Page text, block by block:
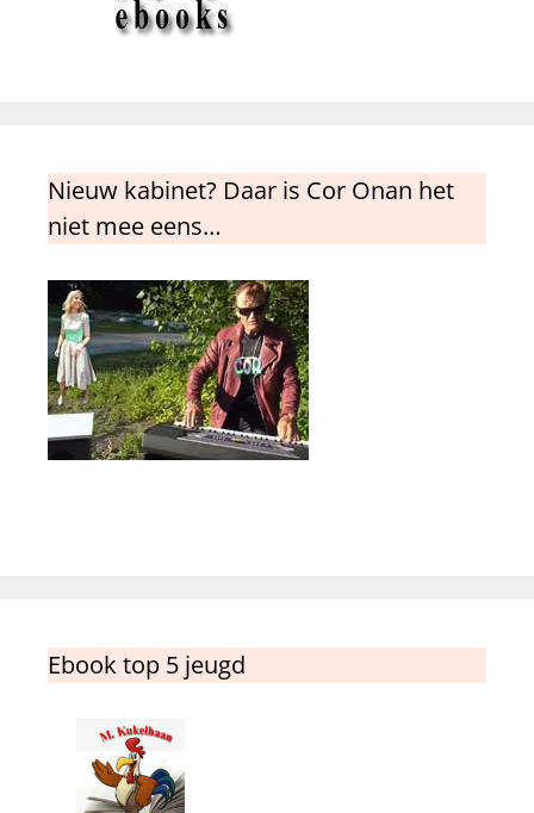
Nieuw kabinet? Daar is Cor Onan het
niet mee eens…
Ebook top 5 jeugd